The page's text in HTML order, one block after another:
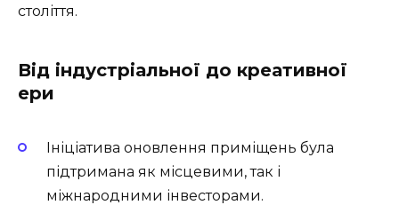
століття.
Від індустріальної до креативної
ери
Ініціатива оновлення приміщень була
підтримана як місцевими, так і
міжнародними інвесторами.